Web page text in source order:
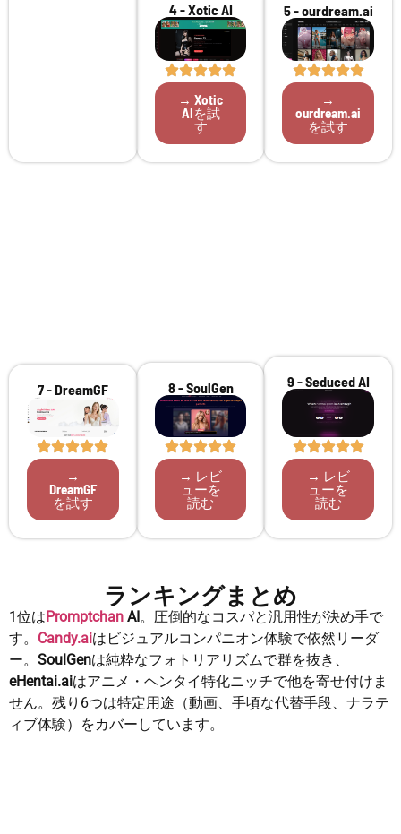
4 - Xotic AI
→ Xotic
AIを試
す
5 - ourdream.ai
→
ourdream.ai
を試す
7 - DreamGF
→
DreamGF
を試す
8 - SoulGen
→ レビ
ューを
読む
9 - Seduced AI
→ レビ
ューを
読む
ランキングまとめ
1位は Promptchan AI 。圧倒的なコスパと汎用性が決め手で
す。 Candy.aiはビジュアルコンパニオン体験で依然リーダ
ー。 SoulGenは純粋なフォトリアリズムで群を抜き、
eHentai.aiはアニメ・ヘンタイ特化ニッチで他を寄せ付けま
せん。残り6つは特定用途（動画、手頃な代替手段、ナラテ
ィブ体験）をカバーしています。